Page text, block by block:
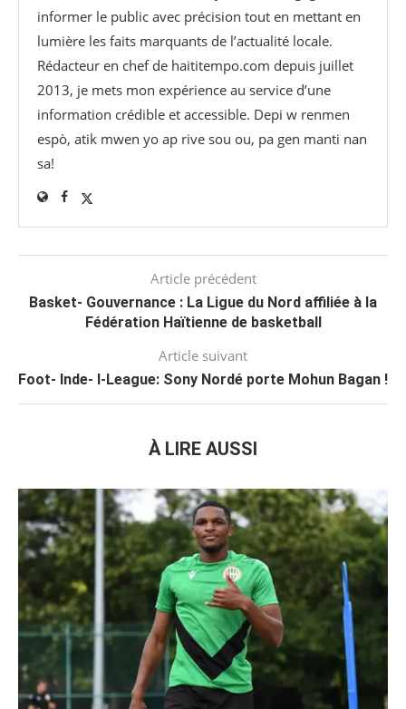
informer le public avec précision tout en mettant en
lumière les faits marquants de l’actualité locale.
Rédacteur en chef de haititempo.com⁠ depuis juillet
2013, je mets mon expérience au service d’une
information crédible et accessible. Depi w renmen
espò, atik mwen yo ap rive sou ou, pa gen manti nan
sa!
Article précédent
Basket- Gouvernance : La Ligue du Nord affiliée à la
Fédération Haïtienne de basketball
Article suivant
Foot- Inde- I-League: Sony Nordé porte Mohun Bagan !
À LIRE AUSSI